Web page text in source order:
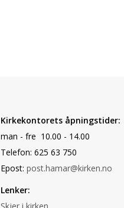
Kirkekontorets åpningstider:
man - fre 10.00 - 14.00
Telefon: 625 63 750
Epost: post.hamar@kirken.no
Lenker: